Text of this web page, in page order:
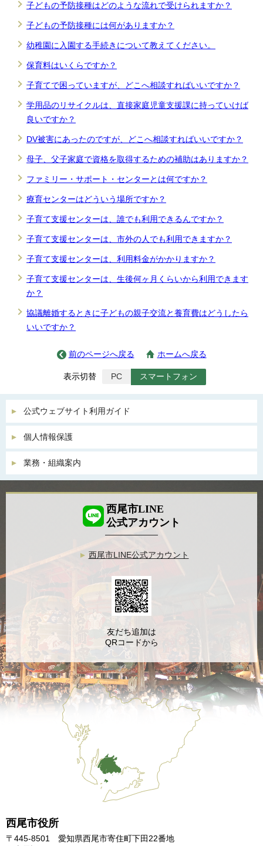
子どもの予防接種はどのような流れで受けられますか？
子どもの予防接種には何がありますか？
幼稚園に入園する手続きについて教えてください。
保育料はいくらですか？
子育てで困っていますが、どこへ相談すればいいですか？
学用品のリサイクルは、直接家庭児童支援課に持っていけば
良いですか？
DV被害にあったのですが、どこへ相談すればいいですか？
母子、父子家庭で資格を取得するための補助はありますか？
ファミリー・サポート・センターとは何ですか？
療育センターはどういう場所ですか？
子育て支援センターは、誰でも利用できるんですか？
子育て支援センターは、市外の人でも利用できますか？
子育て支援センターは、利用料金がかかりますか？
子育て支援センターは、生後何ヶ月くらいから利用できます
か？
協議離婚するときに子どもの親子交流と養育費はどうしたら
いいですか？
前のページへ戻る ホームへ戻る
表示切替 PC スマートフォン
公式ウェブサイト利用ガイド
個人情報保護
業務・組織案内
西尾市役所
〒445-8501 愛知県西尾市寄住町下田22番地
西尾市LINE
公式アカウント
西尾市LINE公式アカウント
友だち追加は
QRコードから